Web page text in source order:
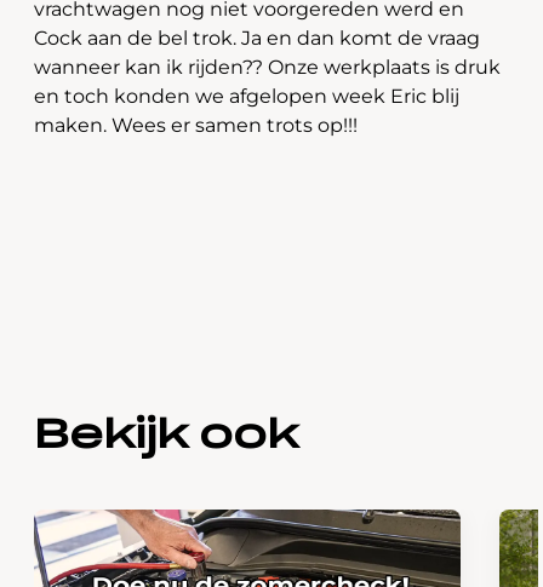
vrachtwagen nog niet voorgereden werd en
Cock aan de bel trok. Ja en dan komt de vraag
wanneer kan ik rijden?? Onze werkplaats is druk
en toch konden we afgelopen week Eric blij
maken. Wees er samen trots op!!!
Bekijk ook